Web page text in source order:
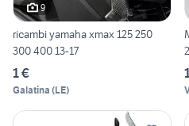
9
ricambi yamaha xmax 125 250
300 400 13-17
1 €
Galatina (LE)